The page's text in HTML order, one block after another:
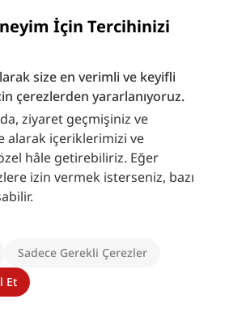
İçin Tercihinizi
size en verimli ve keyifli
çerezlerden yararlanıyoruz.
ziyaret geçmişiniz ve
alarak içeriklerimizi ve
hâle getirebiliriz. Eğer
izin vermek isterseniz, bazı
Sadece Gerekli Çerezler
Et
mirası #Kuzey Makedonya
Kudüs’ü
ve Modernliğin Kesiştiği
Balkanlardaki Kalbi
Şehri